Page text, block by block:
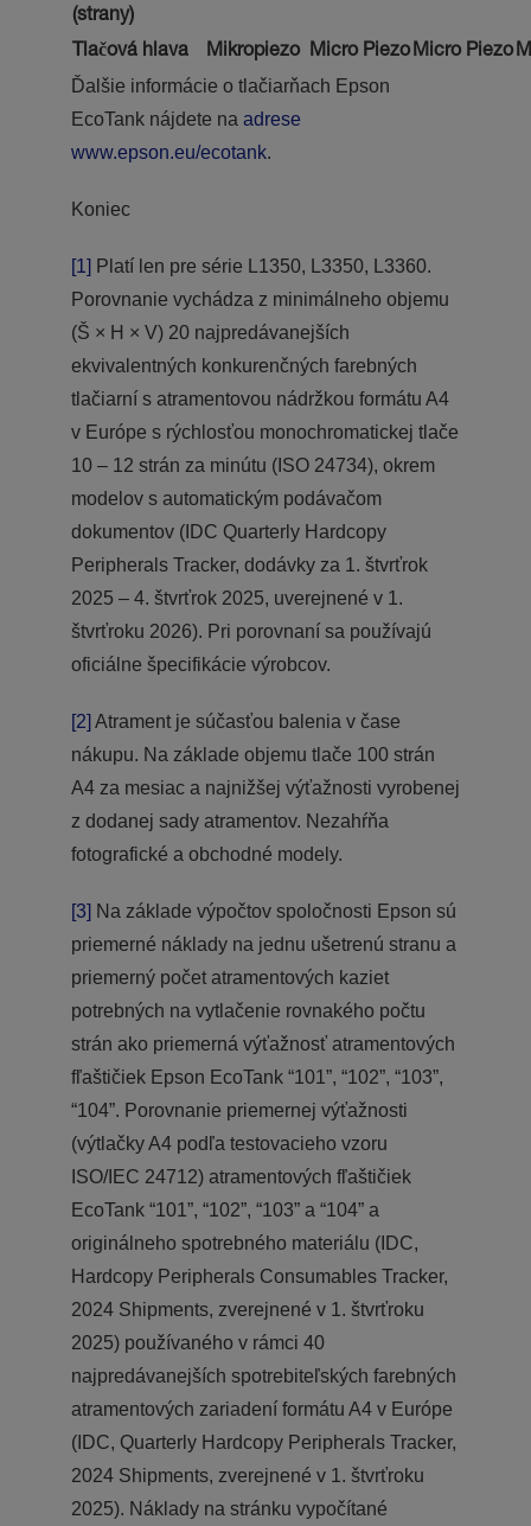
(strany)
Tlačová hlava Mikropiezo Micro PiezoMicro Piezo
Ďalšie informácie o tlačiarňach Epson
EcoTank nájdete na adrese
www.epson.eu/ecotank.
Koniec
[1] Platí len pre série L1350, L3350, L3360.
Porovnanie vychádza z minimálneho objemu
(Š × H × V) 20 najpredávanejších
ekvivalentných konkurenčných farebných
tlačiarní s atramentovou nádržkou formátu A4
v Európe s rýchlosťou monochromatickej tlače
10 – 12 strán za minútu (ISO 24734), okrem
modelov s automatickým podávačom
dokumentov (IDC Quarterly Hardcopy
Peripherals Tracker, dodávky za 1. štvrťrok
2025 – 4. štvrťrok 2025, uverejnené v 1.
štvrťroku 2026). Pri porovnaní sa používajú
oficiálne špecifikácie výrobcov.
[2] Atrament je súčasťou balenia v čase
nákupu. Na základe objemu tlače 100 strán
A4 za mesiac a najnižšej výťažnosti vyrobenej
z dodanej sady atramentov. Nezahŕňa
fotografické a obchodné modely.
[3] Na základe výpočtov spoločnosti Epson sú
priemerné náklady na jednu ušetrenú stranu a
priemerný počet atramentových kaziet
potrebných na vytlačenie rovnakého počtu
strán ako priemerná výťažnosť atramentových
fľaštičiek Epson EcoTank “101”, “102”, “103”,
“104”. Porovnanie priemernej výťažnosti
(výtlačky A4 podľa testovacieho vzoru
ISO/IEC 24712) atramentových fľaštičiek
EcoTank “101”, “102”, “103” a “104” a
originálneho spotrebného materiálu (IDC,
Hardcopy Peripherals Consumables Tracker,
2024 Shipments, zverejnené v 1. štvrťroku
2025) používaného v rámci 40
najpredávanejších spotrebiteľských farebných
atramentových zariadení formátu A4 v Európe
(IDC, Quarterly Hardcopy Peripherals Tracker,
2024 Shipments, zverejnené v 1. štvrťroku
2025). Náklady na stránku vypočítané